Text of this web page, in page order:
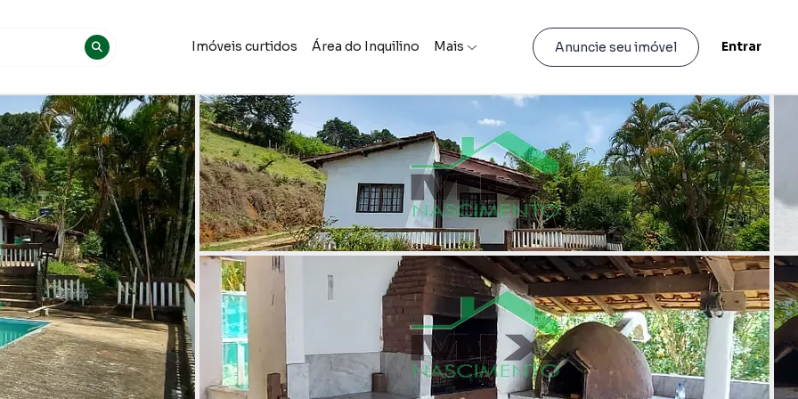
Imóveis curtidos Área do Inquilino Mais Anuncie seu imóvel Entrar